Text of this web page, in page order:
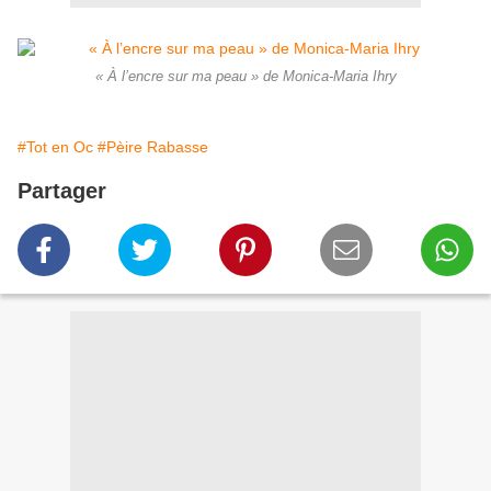
« À l’encre sur ma peau » de Monica-Maria Ihry
#Tot en Oc #Pèire Rabasse
Partager